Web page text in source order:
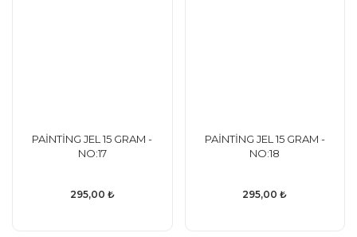
PAİNTİNG JEL 15 GRAM -
NO:17
295,00 ₺
PAİNTİNG JEL 15 GRAM -
NO:18
295,00 ₺